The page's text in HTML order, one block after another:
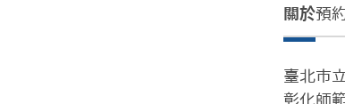
關於預
臺北市
彰化師